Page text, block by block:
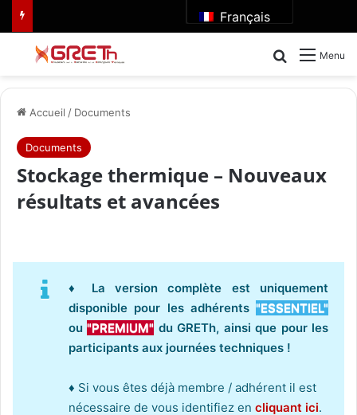
Français
Menu
Rechercher
Accueil / Documents
Documents
Stockage thermique – Nouveaux
résultats et avancées
♦ La version complète est uniquement
disponible pour les adhérents "ESSENTIEL"
ou"PREMIUM" du GRETh, ainsi que pour les
participants aux journées techniques !
♦ Si vous êtes déjà membre / adhérent il est
nécessaire de vous identifiez en cliquant ici.